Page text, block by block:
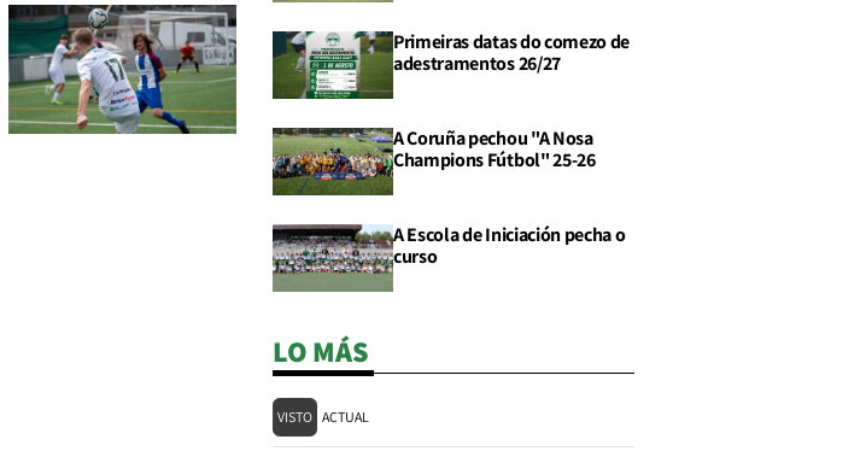
Primeiras datas do comezo de
adestramentos 26/27
A Coruña pechou "A Nosa
Champions Fútbol" 25-26
A Escola de Iniciación pecha o
curso
LO MÁS
VISTO ACTUAL